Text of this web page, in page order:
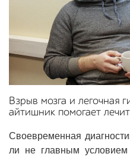
Взрыв мозга и легочная
айтишник помогает
Своевременная
ли не главным